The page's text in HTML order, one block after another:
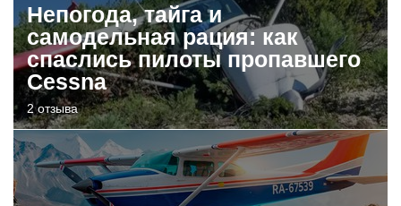
Непогода, тайга и
самодельная рация: как
спаслись пилоты пропавшего
Cessna
2 отзыва